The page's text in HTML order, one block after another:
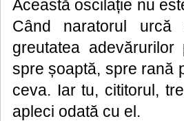
Această oscilație nu
Când naratorul urcă
greutatea
spre șoaptă, spre rană
ceva. Iar tu, cititorul,
apleci odată cu el.